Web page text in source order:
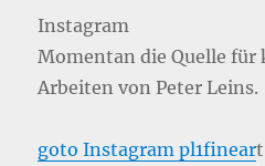
Instagram
Momentan die Quelle
Arbeiten von Peter Leins.
goto Instagram pl1fineart